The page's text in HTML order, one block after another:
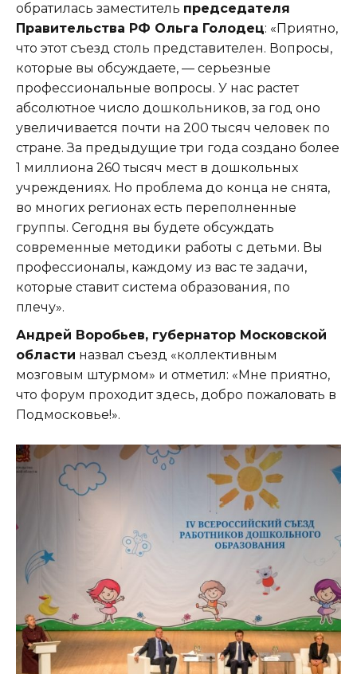
обратилась заместитель председателя
Правительства РФ Ольга Голодец: «Приятно,
что этот съезд столь представителен. Вопросы,
которые вы обсуждаете, — серьезные
профессиональные вопросы. У нас растет
абсолютное число дошкольников, за год оно
увеличивается почти на 200 тысяч человек по
стране. За предыдущие три года создано более
1 миллиона 260 тысяч мест в дошкольных
учреждениях. Но проблема до конца не снята,
во многих регионах есть переполненные
группы. Сегодня вы будете обсуждать
современные методики работы с детьми. Вы
профессионалы, каждому из вас те задачи,
которые ставит система образования, по
плечу».
Андрей Воробьев, губернатор Московской
области назвал съезд «коллективным
мозговым штурмом» и отметил: «Мне приятно,
что форум проходит здесь, добро пожаловать в
Подмосковье!».